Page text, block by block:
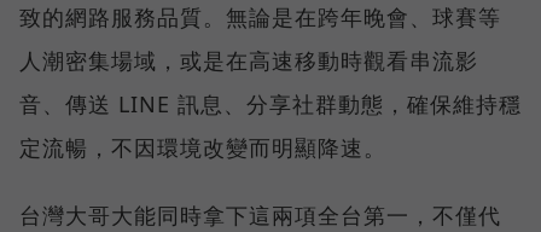
致的網路服務品質。無論是在跨年晚會、球賽等
人潮密集場域，或是在高速移動時觀看串流影
音、傳送 LINE 訊息、分享社群動態，確保維持穩
定流暢，不因環境改變而明顯降速。
台灣大哥大能同時拿下這兩項全台第一，不僅代